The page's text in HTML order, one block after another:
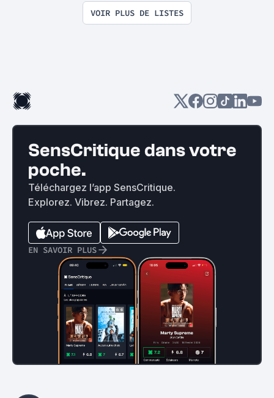
classiques (années
VOIR PLUS DE LISTES
SensCritique dans votre
poche.
Téléchargez l’app SensCritique.
Explorez. Vibrez. Partagez.
EN SAVOIR PLUS